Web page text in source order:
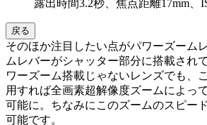
露出時間3.2秒、焦点距離17mm、
戻る
そのほか注目したい点がパワーズーム
ムレバーがシャッター部分に搭載され
ワーズーム搭載じゃないレンズでも、
用すれば全画素超解像度ズームによっ
可能に。ちなみにこのズームのスピー
可能です。